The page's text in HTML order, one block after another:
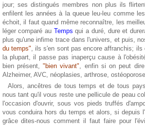
jour; ses distingués membres non plus ils
enfilent les années à la queue leu-leu comme
échoit, il faut quand même reconnaître, les
léger comparé au Tempsqui a duré, dure et
plus qu'une infime trace dans l'univers, et puis,
du temps", ils s'en sont pas encore affranchis;
la plupart, il passe pas inaperçu cause à
bien présent,"bien vivant", enfin si on peut
Alzheimer, AVC, néoplasies, arthrose,
Alors, ancêtres de tous temps et de tous
nous tant qu'il vous reste une pellicule de peau
l'occasion d'ouvrir, sous vos pieds truffés
vous conduira hors du temps et alors, si depuis
grâce dites-nous comment il faut faire pour